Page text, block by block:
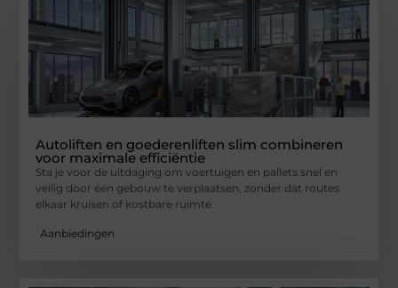
Autoliften en goederenliften slim combineren
voor maximale efficiëntie
Sta je voor de uitdaging om voertuigen en pallets snel en
veilig door één gebouw te verplaatsen, zonder dat routes
elkaar kruisen of kostbare ruimte
Aanbiedingen